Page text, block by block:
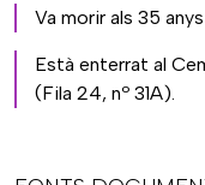
Va morir als 35 anys
Està enterrat al
(Fila 24, nº 31A).